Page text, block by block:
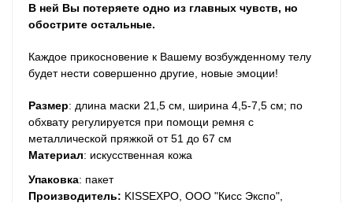
В ней Вы потеряете одно из глав­ных чувств, но
обост­рите остальные.
Каждое при­кос­но­ве­ние к Вашему воз­буж­ден­ному телу
будет нести совершенно другие, новые эмоции!
Размер: длина маски 21,5 см, ширина 4,5-7,5 см; по
обхвату регулируется при помощи ремня с
металлической пряжкой от 51 до 67 см
Материал: искусственная кожа
Упаковка: пакет
Производитель: KISSEXPO, ОOО "Кисс Экспо",